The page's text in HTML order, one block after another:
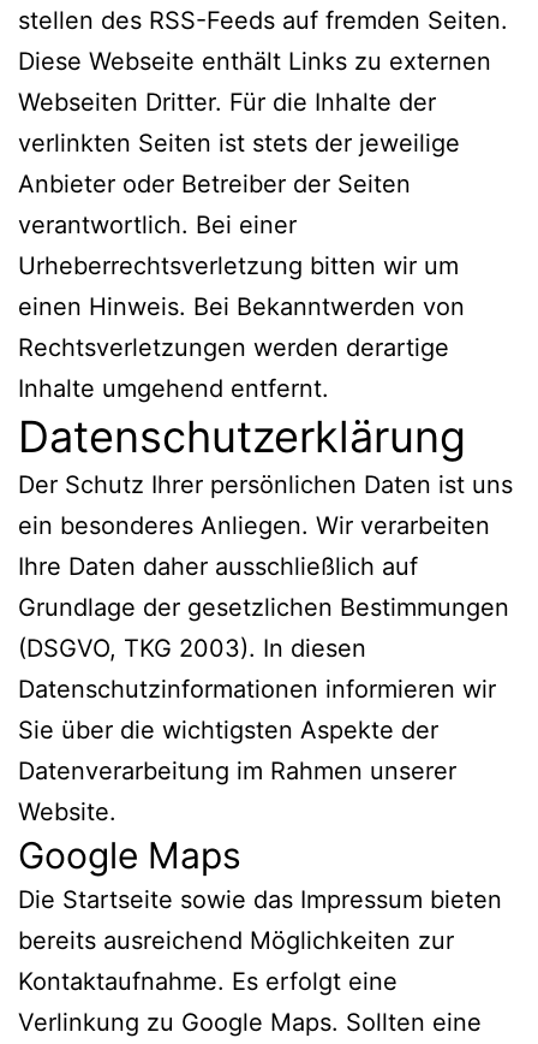
stellen des RSS-Feeds auf fremden Seiten.
Diese Webseite enthält Links zu externen
Webseiten Dritter. Für die Inhalte der
verlinkten Seiten ist stets der jeweilige
Anbieter oder Betreiber der Seiten
verantwortlich. Bei einer
Urheberrechtsverletzung bitten wir um
einen Hinweis. Bei Bekanntwerden von
Rechtsverletzungen werden derartige
Inhalte umgehend entfernt.
Datenschutzerklärung
Der Schutz Ihrer persönlichen Daten ist uns
ein besonderes Anliegen. Wir verarbeiten
Ihre Daten daher ausschließlich auf
Grundlage der gesetzlichen Bestimmungen
(DSGVO, TKG 2003). In diesen
Datenschutzinformationen informieren wir
Sie über die wichtigsten Aspekte der
Datenverarbeitung im Rahmen unserer
Website.
Google Maps
Die Startseite sowie das Impressum bieten
bereits ausreichend Möglichkeiten zur
Kontaktaufnahme. Es erfolgt eine
Verlinkung zu Google Maps. Sollten eine